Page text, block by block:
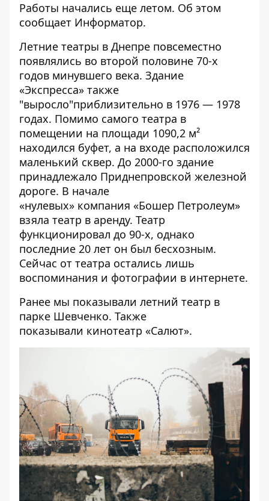
Работы начались еще летом. Об этом
сообщает Информатор.
Летние театры в Днепре повсеместно
появлялись во второй половине 70-х
годов минувшего века. Здание
«Экспресса» также
"выросло"приблизительно в 1976 — 1978
годах. Помимо самого театра в
помещении на площади 1090,2 м²
находился буфет, а на входе расположился
маленький сквер. До 2000-го здание
принадлежало Приднепровской железной
дороге. В начале
«нулевых» компания «Бошер Петролеум»
взяла театр в аренду. Театр
функционировал до 90-х, однако
последние 20 лет он был бесхозным.
Сейчас от театра остались лишь
воспоминания и фотографии в интернете.
Ранее мы показывали летний театр в
парке Шевченко. Также
показывали кинотеатр «Салют».